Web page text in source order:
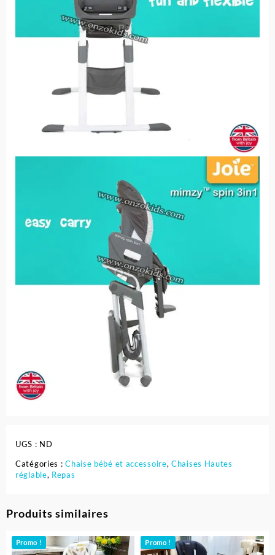
UGS : ND
Catégories :Chaise bébé et accessoire,Chaises Hautes
réglable, Repas
Produits similaires
Promo ! Promo !